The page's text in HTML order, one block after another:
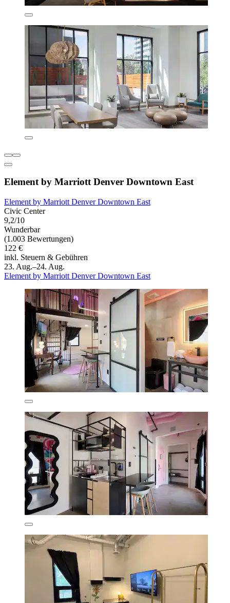
Element by Marriott Denver Downtown East
Element by Marriott Denver Downtown East
Civic Center
9,2/10
Wunderbar
(1.003 Bewertungen)
122 €
inkl. Steuern & Gebühren
23. Aug.–24. Aug.
Element by Marriott Denver Downtown East